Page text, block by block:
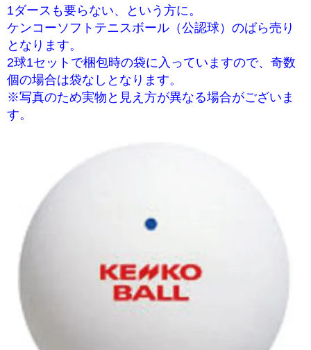
1ダースも要らない、という方に。
ケンコーソフトテニスボール（公認球）のばら売り
となります。
2球1セットで梱包時の袋に入っていますので、奇数
個の場合は袋なしとなります。
※写真のため実物と見え方が異なる場合がございま
す。